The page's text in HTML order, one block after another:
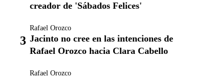
creador de 'Sábados Felices'
Rafael Orozco
Jacinto no cree en las intenciones de
Rafael Orozco hacia Clara Cabello
Rafael Orozco